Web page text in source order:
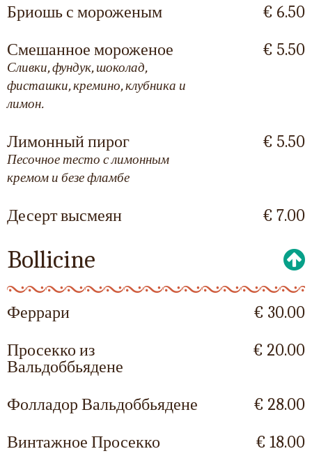
Бриошь с мороженым
€ 6.50
Смешанное мороженое
Сливки, фундук, шоколад,
фисташки, кремино, клубника и
лимон.
€ 5.50
Лимонный пирог
Песочное тесто с лимонным
кремом и безе фламбе
€ 5.50
Десерт высмеян € 7.00
Bollicine
Феррари
€ 30.00
Просекко из
Вальдоббьядене
€ 20.00
Фолладор Вальдоббьядене
€ 28.00
Винтажное Просекко
€ 18.00